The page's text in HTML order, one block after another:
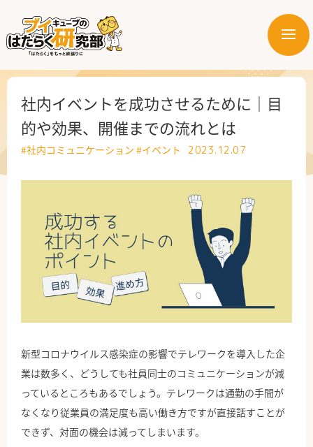
メ
ー
はたらく部署
はたらく課題
公式X
社内イベントを成功させるために｜目
的や効果、開催までの流れとは
#社内コミュニケーション #イベント 2023.12.07
新型コロナウイルス感染症の影響でテレワークを導入した企
業は数多く、どうしても社員同士のコミュニケーションが減
っているところもあるでしょう。テレワークは通勤の手間が
なくなり従業員の満足度も高い働き方ですが直接話すことが
できず、対面の機会は減ってしまいます。